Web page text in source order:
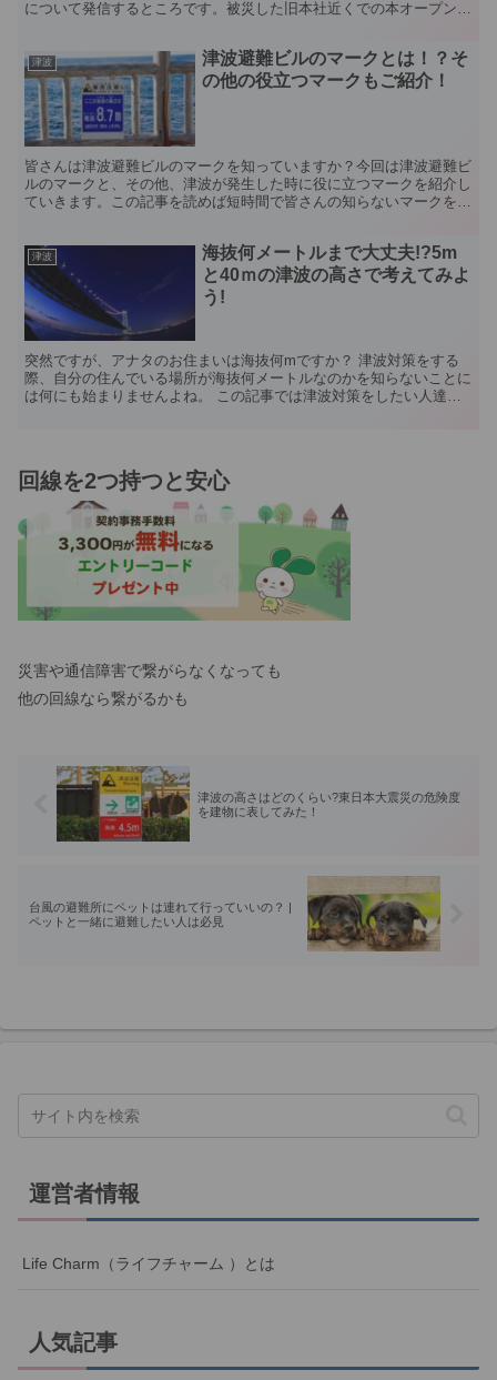
について発信するところです。被災した旧本社近くでの本オープンを
津波
津波避難ビルのマークとは！？そ
の他の役立つマークもご紹介！
皆さんは津波避難ビルのマークを知っていますか？今回は津波避難ビ
ルのマークと、その他、津波が発生した時に役に立つマークを紹介し
ていきます。この記事を読めば短時間で皆さんの知らないマークを知
津波
海抜何メートルまで大丈夫!?5m
と40ｍの津波の高さで考えてみよ
う!
突然ですが、アナタのお住まいは海抜何mですか？ 津波対策をする
際、自分の住んでいる場所が海抜何メートルなのかを知らないことに
は何にも始まりませんよね。 この記事では津波対策をしたい人達に
回線を2つ持つと安心
災害や通信障害で繋がらなくなっても
他の回線なら繋がるかも
津波の高さはどのくらい?東日本大震災の危険度
を建物に表してみた！
台風の避難所にペットは連れて行っていいの？ |
ペットと一緒に避難したい人は必見
運営者情報
Life Charm（ライフチャーム ）とは
人気記事